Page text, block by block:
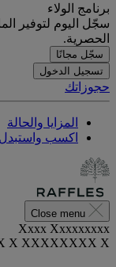
برنامج الولاء
سجّل اليوم لتوفير
الحصرية.
سجّل مجانًا
تسجيل الدخول
حجوزاتك
المزايا والحالة
اكسب واستبدل
Close menu
Xxxx Xxxxxxxxx
X XXXXXXXX X